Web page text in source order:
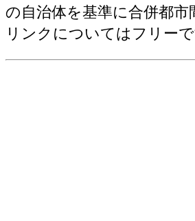
の自治体を基準に合併都
リンクについてはフリー